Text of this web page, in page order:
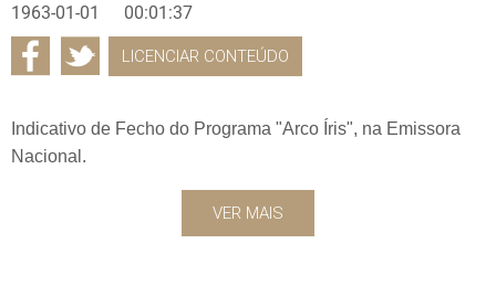
1963-01-01 00:01:37
LICENCIAR CONTEÚDO
Indicativo de Fecho do Programa "Arco Íris", na Emissora
Nacional.
VER MAIS